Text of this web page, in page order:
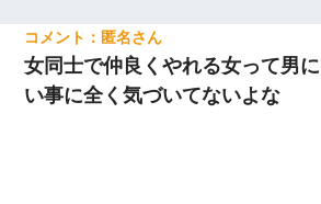
匿名
女同士で仲良くやれる女って男
い事に全く気づいてないよな